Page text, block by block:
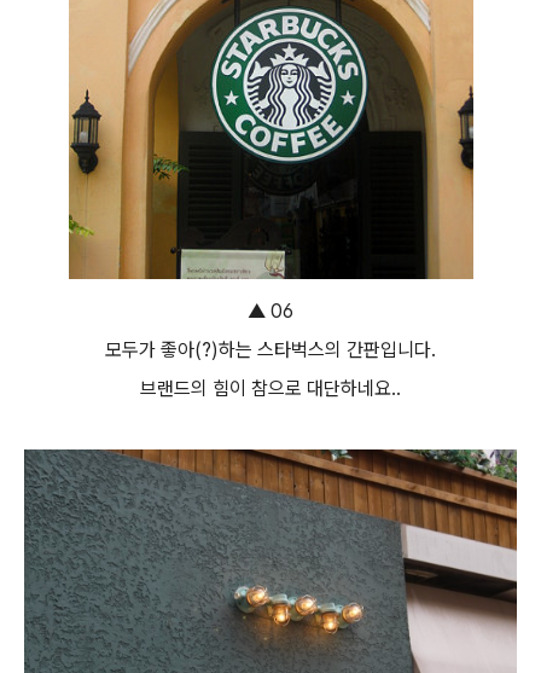
▲ 06
모두가 좋아(?)하는 스타벅스의 간판입니다.
브랜드의 힘이 참으로 대단하네요..